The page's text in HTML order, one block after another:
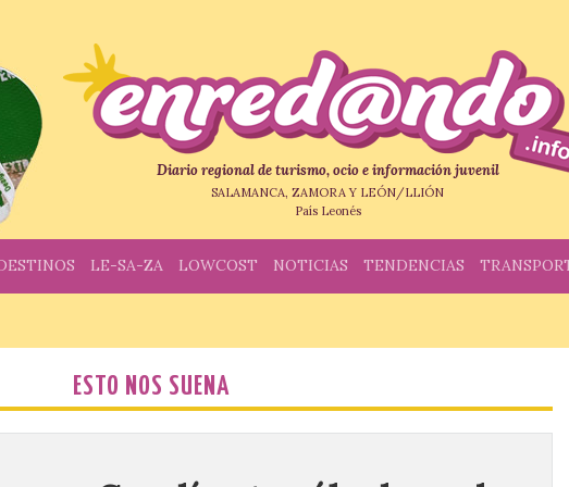
Diario regional de turismo, ocio e información juvenil
SALAMANCA, ZAMORA Y LEÓN/LLIÓN
País Leonés
LE-SA-ZA LOWCOST NOTICIAS TENDENCIAS
ESTO NOS SUENA